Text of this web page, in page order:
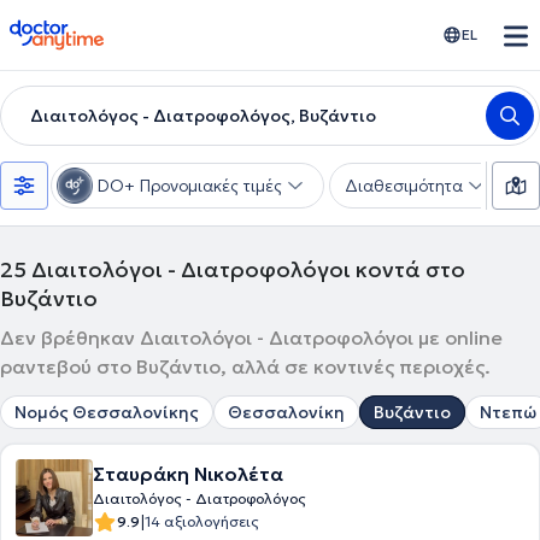
doctoranytime EL
Διαιτολόγος - Διατροφολόγος, Βυζάντιο
DO+ Προνομιακές τιμές Διαθεσιμότητα
25 Διαιτολόγοι - Διατροφολόγοι κοντά στο
Βυζάντιο
Δεν βρέθηκαν Διαιτολόγοι - Διατροφολόγοι με online
ραντεβού στο Βυζάντιο, αλλά σε κοντινές περιοχές.
Νομός Θεσσαλονίκης Θεσσαλονίκη Βυζάντιο Ντεπώ
Σταυράκη Νικολέτα
Διαιτολόγος - Διατροφολόγος
9.9|14 αξιολογήσεις